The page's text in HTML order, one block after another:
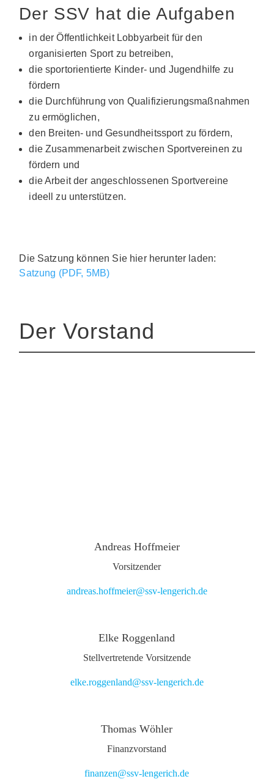
Der SSV hat die Aufgaben
in der Öffentlichkeit Lobbyarbeit für den
organisierten Sport zu betreiben,
die sportorientierte Kinder- und Jugendhilfe zu
fördern
die Durchführung von Qualifizierungsmaßnahmen
zu ermöglichen,
den Breiten- und Gesundheitssport zu fördern,
die Zusammenarbeit zwischen Sportvereinen zu
fördern und
die Arbeit der angeschlossenen Sportvereine
ideell zu unterstützen.
Die Satzung können Sie hier herunter laden:
Satzung (PDF, 5MB)
Der Vorstand
Andreas Hoffmeier
Vorsitzender
andreas.hoffmeier@ssv-lengerich.de
Elke Roggenland
Stellvertretende Vorsitzende
elke.roggenland@ssv-lengerich.de
Thomas Wöhler
Finanzvorstand
finanzen@ssv-lengerich.de